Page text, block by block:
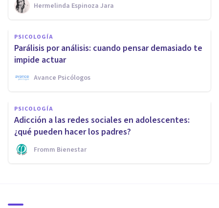
Hermelinda Espinoza Jara
PSICOLOGÍA
Parálisis por análisis: cuando pensar demasiado te
impide actuar
Avance Psicólogos
PSICOLOGÍA
Adicción a las redes sociales en adolescentes:
¿qué pueden hacer los padres?
Fromm Bienestar